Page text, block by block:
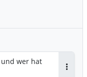
und wer hat